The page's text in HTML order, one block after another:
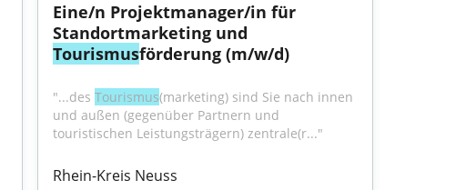
Eine/n Projektmanager/in für
Tourismusförderung (m/w/d)
"...des Tourismus(marketing) sind Sie nach innen
und außen (gegenüber Partnern und
touristischen Leistungsträgern) zentrale(r..."
Rhein-Kreis Neuss